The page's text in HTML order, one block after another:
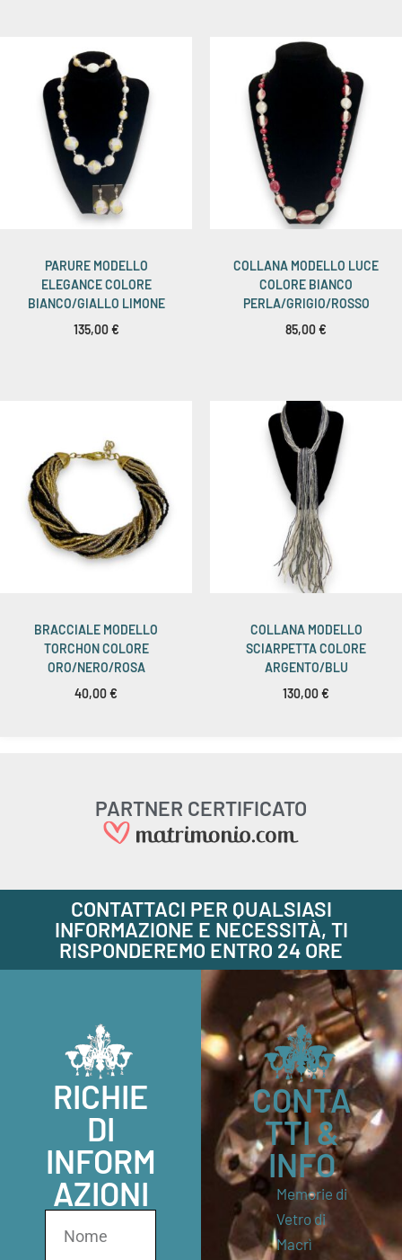
PARURE MODELLO
ELEGANCE COLORE
BIANCO/GIALLO LIMONE
135,00€
COLLANA MODELLO LUCE
COLORE BIANCO
PERLA/GRIGIO/ROSSO
85,00€
BRACCIALE MODELLO
TORCHON COLORE
ORO/NERO/ROSA
40,00€
COLLANA MODELLO
SCIARPETTA COLORE
ARGENTO/BLU
130,00€
PARTNER CERTIFICATO
CONTATTACI PER QUALSIASI
INFORMAZIONE E NECESSITÀ, TI
RISPONDEREMO ENTRO 24 ORE
RICHIE
DI
INFORM
AZIONI
CONTA
TTI &
INFO
Memorie di
Vetro di
Macrì